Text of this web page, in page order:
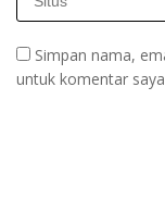
Simpan nama,
untuk komentar